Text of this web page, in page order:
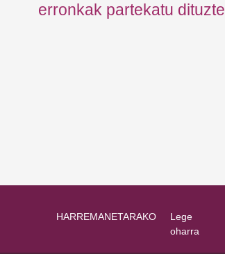
erronkak partekatu dituzte
HARREMANETARAKO
Lege
oharra